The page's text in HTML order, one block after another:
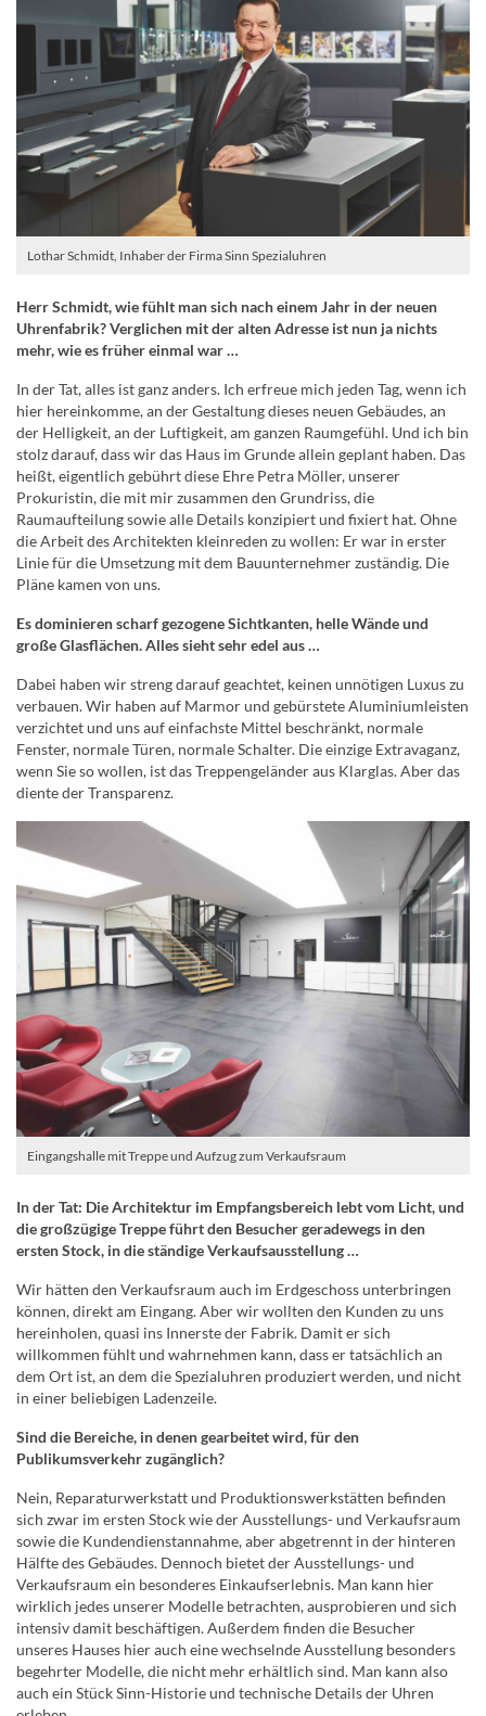
Lothar Schmidt, Inhaber der Firma Sinn Spezialuhren
Herr Schmidt, wie fühlt man sich nach einem Jahr in der neuen
Uhrenfabrik? Verglichen mit der alten Adresse ist nun ja nichts
mehr, wie es früher einmal war …
In der Tat, alles ist ganz anders. Ich erfreue mich jeden Tag, wenn ich
hier hereinkomme, an der Gestaltung dieses neuen Gebäudes, an
der Helligkeit, an der Luftigkeit, am ganzen Raumgefühl. Und ich bin
stolz darauf, dass wir das Haus im Grunde allein geplant haben. Das
heißt, eigentlich gebührt diese Ehre Petra Möller, unserer
Prokuristin, die mit mir zusammen den Grundriss, die
Raumaufteilung sowie alle Details konzipiert und fixiert hat. Ohne
die Arbeit des Architekten kleinreden zu wollen: Er war in erster
Linie für die Umsetzung mit dem Bauunternehmer zuständig. Die
Pläne kamen von uns.
Es dominieren scharf gezogene Sichtkanten, helle Wände und
große Glasflächen. Alles sieht sehr edel aus …
Dabei haben wir streng darauf geachtet, keinen unnötigen Luxus zu
verbauen. Wir haben auf Marmor und gebürstete Aluminiumleisten
verzichtet und uns auf einfachste Mittel beschränkt, normale
Fenster, normale Türen, normale Schalter. Die einzige Extravaganz,
wenn Sie so wollen, ist das Treppengeländer aus Klarglas. Aber das
diente der Transparenz.
Eingangshalle mit Treppe und Aufzug zum Verkaufsraum
In der Tat: Die Architektur im Empfangsbereich lebt vom Licht, und
die großzügige Treppe führt den Besucher geradewegs in den
ersten Stock, in die ständige Verkaufsausstellung …
Wir hätten den Verkaufsraum auch im Erdgeschoss unterbringen
können, direkt am Eingang. Aber wir wollten den Kunden zu uns
hereinholen, quasi ins Innerste der Fabrik. Damit er sich
willkommen fühlt und wahrnehmen kann, dass er tatsächlich an
dem Ort ist, an dem die Spezialuhren produziert werden, und nicht
in einer beliebigen Ladenzeile.
Sind die Bereiche, in denen gearbeitet wird, für den
Publikumsverkehr zugänglich?
Nein, Reparaturwerkstatt und Produktionswerkstätten befinden
sich zwar im ersten Stock wie der Ausstellungs- und Verkaufsraum
sowie die Kundendienstannahme, aber abgetrennt in der hinteren
Hälfte des Gebäudes. Dennoch bietet der Ausstellungs- und
Verkaufsraum ein besonderes Einkaufserlebnis. Man kann hier
wirklich jedes unserer Modelle betrachten, ausprobieren und sich
intensiv damit beschäftigen. Außerdem finden die Besucher
unseres Hauses hier auch eine wechselnde Ausstellung besonders
begehrter Modelle, die nicht mehr erhältlich sind. Man kann also
auch ein Stück Sinn-Historie und technische Details der Uhren